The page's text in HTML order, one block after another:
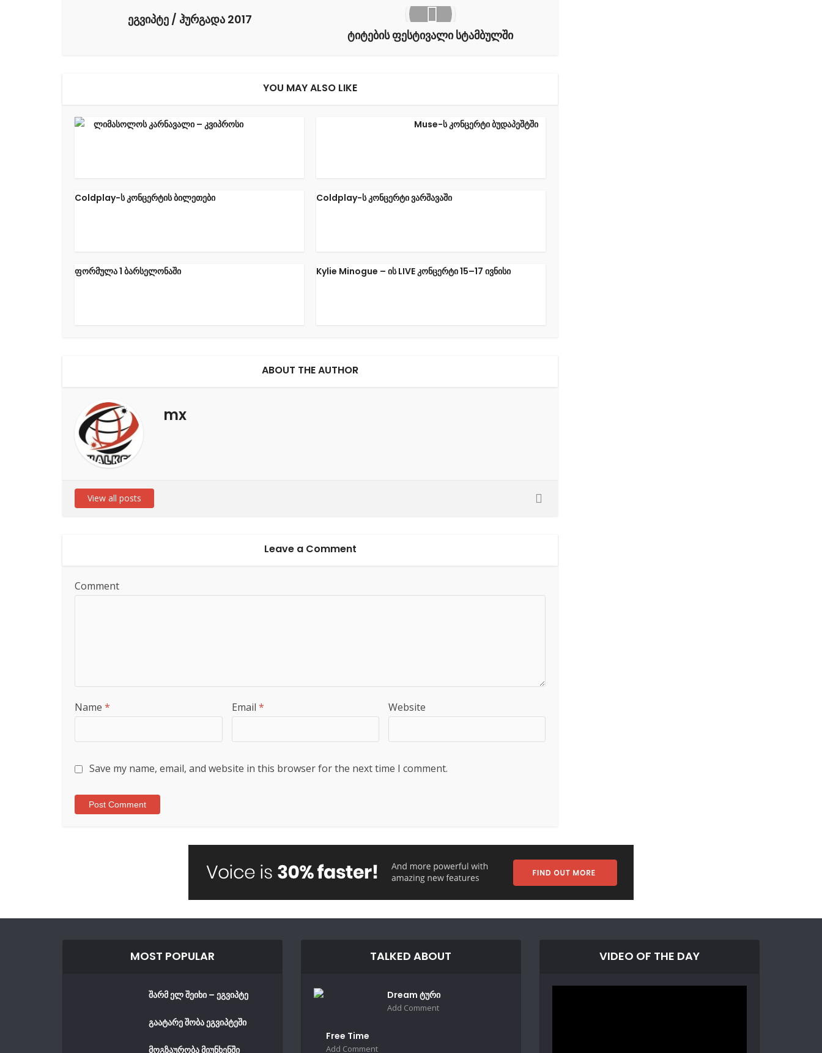
ეგვიპტე / ჰურგადა 2017
ტიტების ფესტივალი სტამბულში
YOU MAY ALSO LIKE
ლიმასოლოს კარნავალი – კვიპროსი Muse-ს კონცერტი ბუდაპეშტში
Coldplay-ს კონცერტის ბილეთები Coldplay-ს კონცერტი ვარშავაში
ფორმულა 1 ბარსელონაში Kylie Minogue – ის LIVE კონცერტი 15–17 ივნისი
ABOUT THE AUTHOR
mx
View all posts
Leave a Comment
Comment
Name * Email * Website
Save my name, email, and website in this browser for the next time I comment.
MOST POPULAR
შარმ ელ შეიხი – ეგვიპტე
გაატარე შობა ეგვიპტეში
მოგზაურობა მიუნხენში
TALKED ABOUT
Dream ტური
Add Comment
Free Time
Add Comment
VIDEO OF THE DAY